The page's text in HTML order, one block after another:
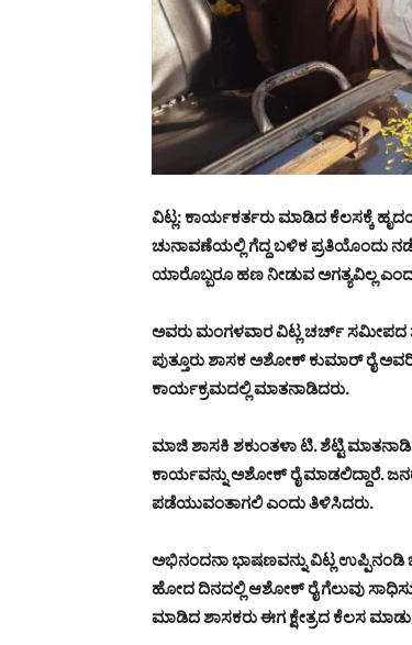
ವಿಟ್ಲ: ಕಾರ್ಯಕರ್ತರು ಮಾಡಿದ ಕೆಲಸಕ್ಕೆ
ಚುನಾವಣೆಯಲ್ಲಿ ಗೆದ್ದ ಬಳಿಕ ಪ್ರತಿಯೊಂದು
ಯಾರೊಬ್ಬರೂ ಹಣ ನೀಡುವ ಅಗತ್ಯವಿಲ್ಲ
ಅವರು ಮಂಗಳವಾರ ವಿಟ್ಲ ಚರ್ಚ್ ಸಮೀಪದ
ಪುತ್ತೂರು ಶಾಸಕ ಅಶೋಕ್ ಕುಮಾರ್ ರೈ
ಕಾರ್ಯಕ್ರಮದಲ್ಲಿ ಮಾತನಾಡಿದರು.
ಮಾಜಿ ಶಾಸಕಿ ಶಕುಂತಳಾ ಟಿ. ಶೆಟ್ಟಿ ಮಾತನಾಡಿ
ಕಾರ್ಯವನ್ನು ಅಶೋಕ್ ರೈ ಮಾಡಲಿದ್ದಾರೆ.
ಪಡೆಯುವಂತಾಗಲಿ ಎಂದು ತಿಳಿಸಿದರು.
ಅಭಿನಂದನಾ ಭಾಷಣವನ್ನು ವಿಟ್ಲ ಉಪ್ಪಿನಂಡಿ
ಹೋದ ದಿನದಲ್ಲಿ ಆಶೋಕ್ ರೈ ಗೆಲುವು
ಮಾಡಿದ ಶಾಸಕರು ಈಗ ಕ್ಷೇತ್ರದ ಕೆಲಸ